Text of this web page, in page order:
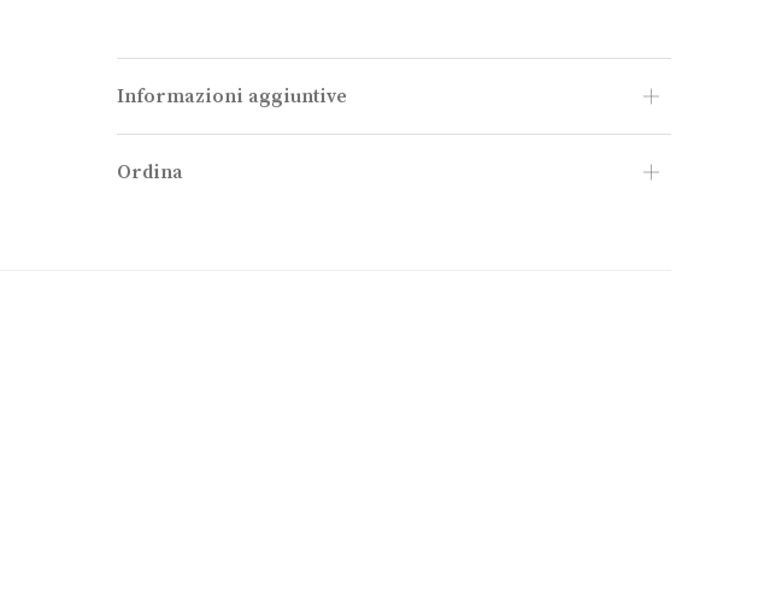
Informazioni aggiuntive
Ordina